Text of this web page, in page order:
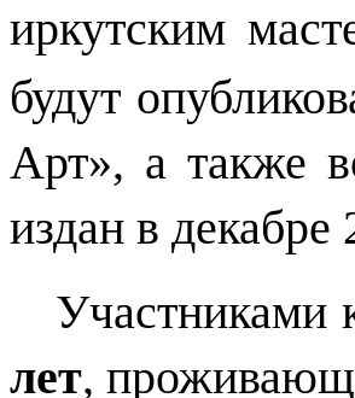
иркутским
будут
Арт», а также
издан в декабре
Участниками
лет,